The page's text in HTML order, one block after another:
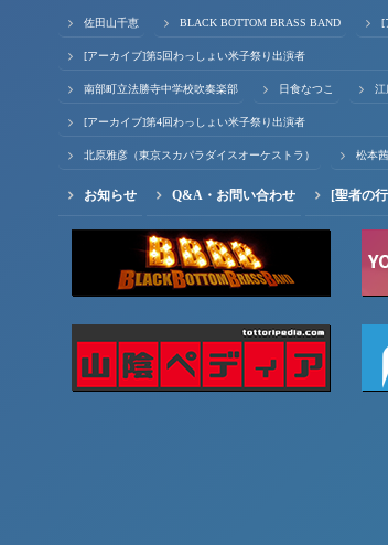
佐田山千恵 BLACK BOTTOM BRASS BAND [
[アーカイブ]第5回わっしょい米子祭り出演者
南部町立法勝寺中学校吹奏楽部 日食なつこ 江
[アーカイブ]第4回わっしょい米子祭り出演者
北原雅彦（東京スカパラダイスオーケストラ） 松本茜
お知らせ Q&A・お問い合わせ [聖者の